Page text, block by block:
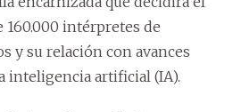
intérpretes de
y su relación con avances
inteligencia artificial (IA).